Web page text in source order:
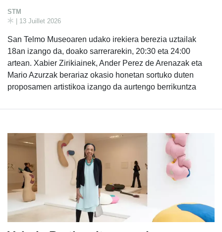
STM
| 13 Juillet 2026
San Telmo Museoaren udako irekiera berezia uztailak
18an izango da, doako sarrerarekin, 20:30 eta 24:00
artean. Xabier Zirikiainek, Ander Perez de Arenazak eta
Mario Azurzak berariaz okasio honetan sortuko duten
proposamen artistikoa izango da aurtengo berrikuntza